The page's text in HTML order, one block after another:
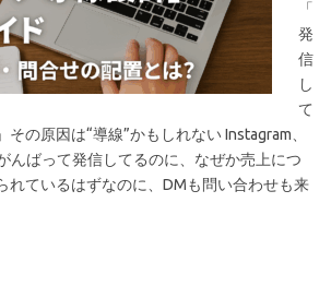
「
発
信
し
て
の原因は“導線”かもしれない Instagram、
んばって発信してるのに、なぜか売上につ
れているはずなのに、DMも問い合わせも来